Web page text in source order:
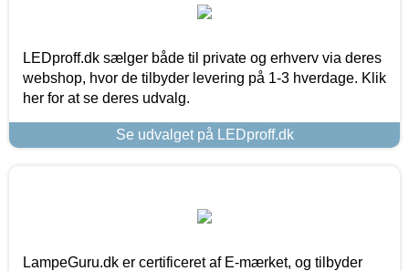
LEDproff.dk sælger både til private og erhverv via deres
webshop, hvor de tilbyder levering på 1-3 hverdage. Klik
her for at se deres udvalg.
Se udvalget på LEDproff.dk
LampeGuru.dk er certificeret af E-mærket, og tilbyder